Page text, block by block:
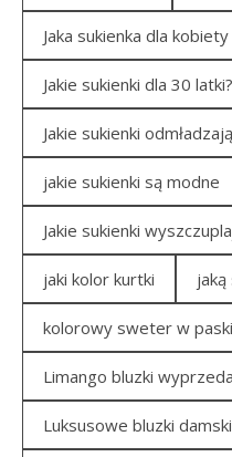
Jaka sukienka dla
Jakie sukienki dla 30 latki?
Jakie sukienki
jakie sukienki są modne
Jakie sukienki
jaki kolor kurtki jaką
kolorowy sweter w paski
Limango bluzki
Luksusowe bluzki